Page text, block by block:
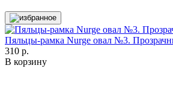
Пяльцы-рамка Nurge овал №3.
310 р.
В корзину